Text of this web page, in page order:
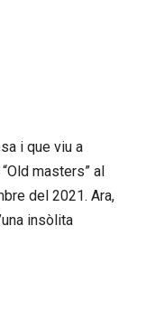
i que viu a
Old masters” al
del 2021. Ara,
insòlita